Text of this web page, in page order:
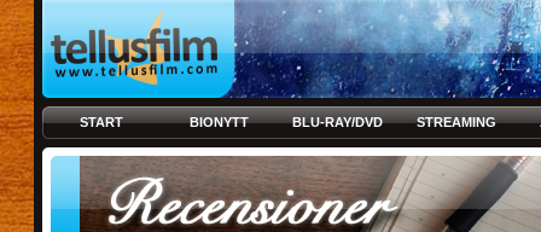
START BIONYTT BLU-RAY/DVD STREAMING